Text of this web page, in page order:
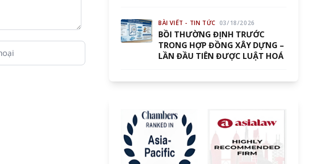
BÀI VIẾT - TIN TỨC 03/18/2026
BỒI THƯỜNG ĐỊNH TRƯỚC
TRONG HỢP ĐỒNG XÂY DỰNG –
LẦN ĐẦU TIÊN ĐƯỢC LUẬT HOÁ